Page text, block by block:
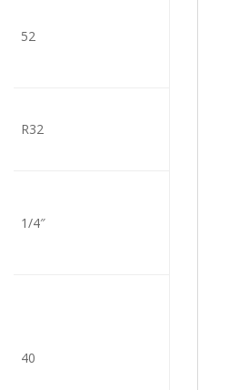
52
R32
1/4″
40